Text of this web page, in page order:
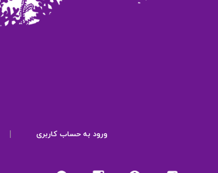
ورود به حساب کاربری